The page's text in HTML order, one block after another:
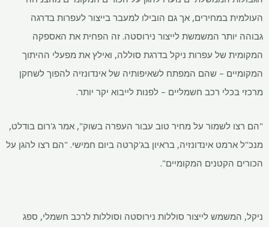
העולמית במחירים, אך גם הובילו למעבר בייצור לעפרות בדרגה
גבוהה יותר המשמשת לייצור נירוסטה. זה הפחית את האספקה ​​
המקומית של עפרות ניקל בדרגת סוללה, ואילץ את מפעלי ההיתוך
המקומיים – שהם המפתח לשאיפותיה של אינדונזיה להפוך לשחקן
מרכזי בכלי רכב חשמליים – לפנות לייבוא ​​יקר יותר.
"הם רצו לשמור על מחיר טוב עבור העפרה בשוק", אמר ג'רום בודלט,
מנכ"ל ארמט אינדונזיה, בראיון בג'קרטה ביום חמישי. "הם רצו להגן על
הכורים הקטנים המקומיים".
ניקל, המשמש לייצור סוללות נירוסטה וסוללות לרכב חשמלי, ספג